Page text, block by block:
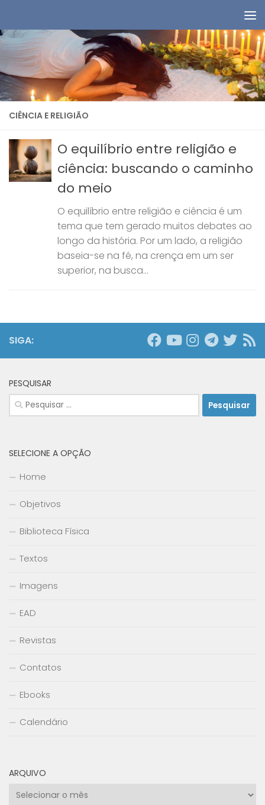
CIÊNCIA E RELIGIÃO
O equilíbrio entre religião e
ciência: buscando o caminho
do meio
O equilíbrio entre religião e ciência é um
tema que tem gerado muitos debates ao
longo da história. Por um lado, a religião
baseia-se na fé, na crença em um ser
superior, na busca...
SIGA:
PESQUISAR
Pesquisar
por:
SELECIONE A OPÇÃO
Home
Objetivos
Biblioteca Física
Textos
Imagens
EAD
Revistas
Contatos
Ebooks
Calendário
ARQUIVO
Arquivo